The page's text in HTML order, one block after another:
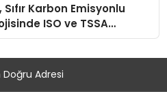
Karbon Emisyonlu
ISO ve TSSA
Doğru Adresi